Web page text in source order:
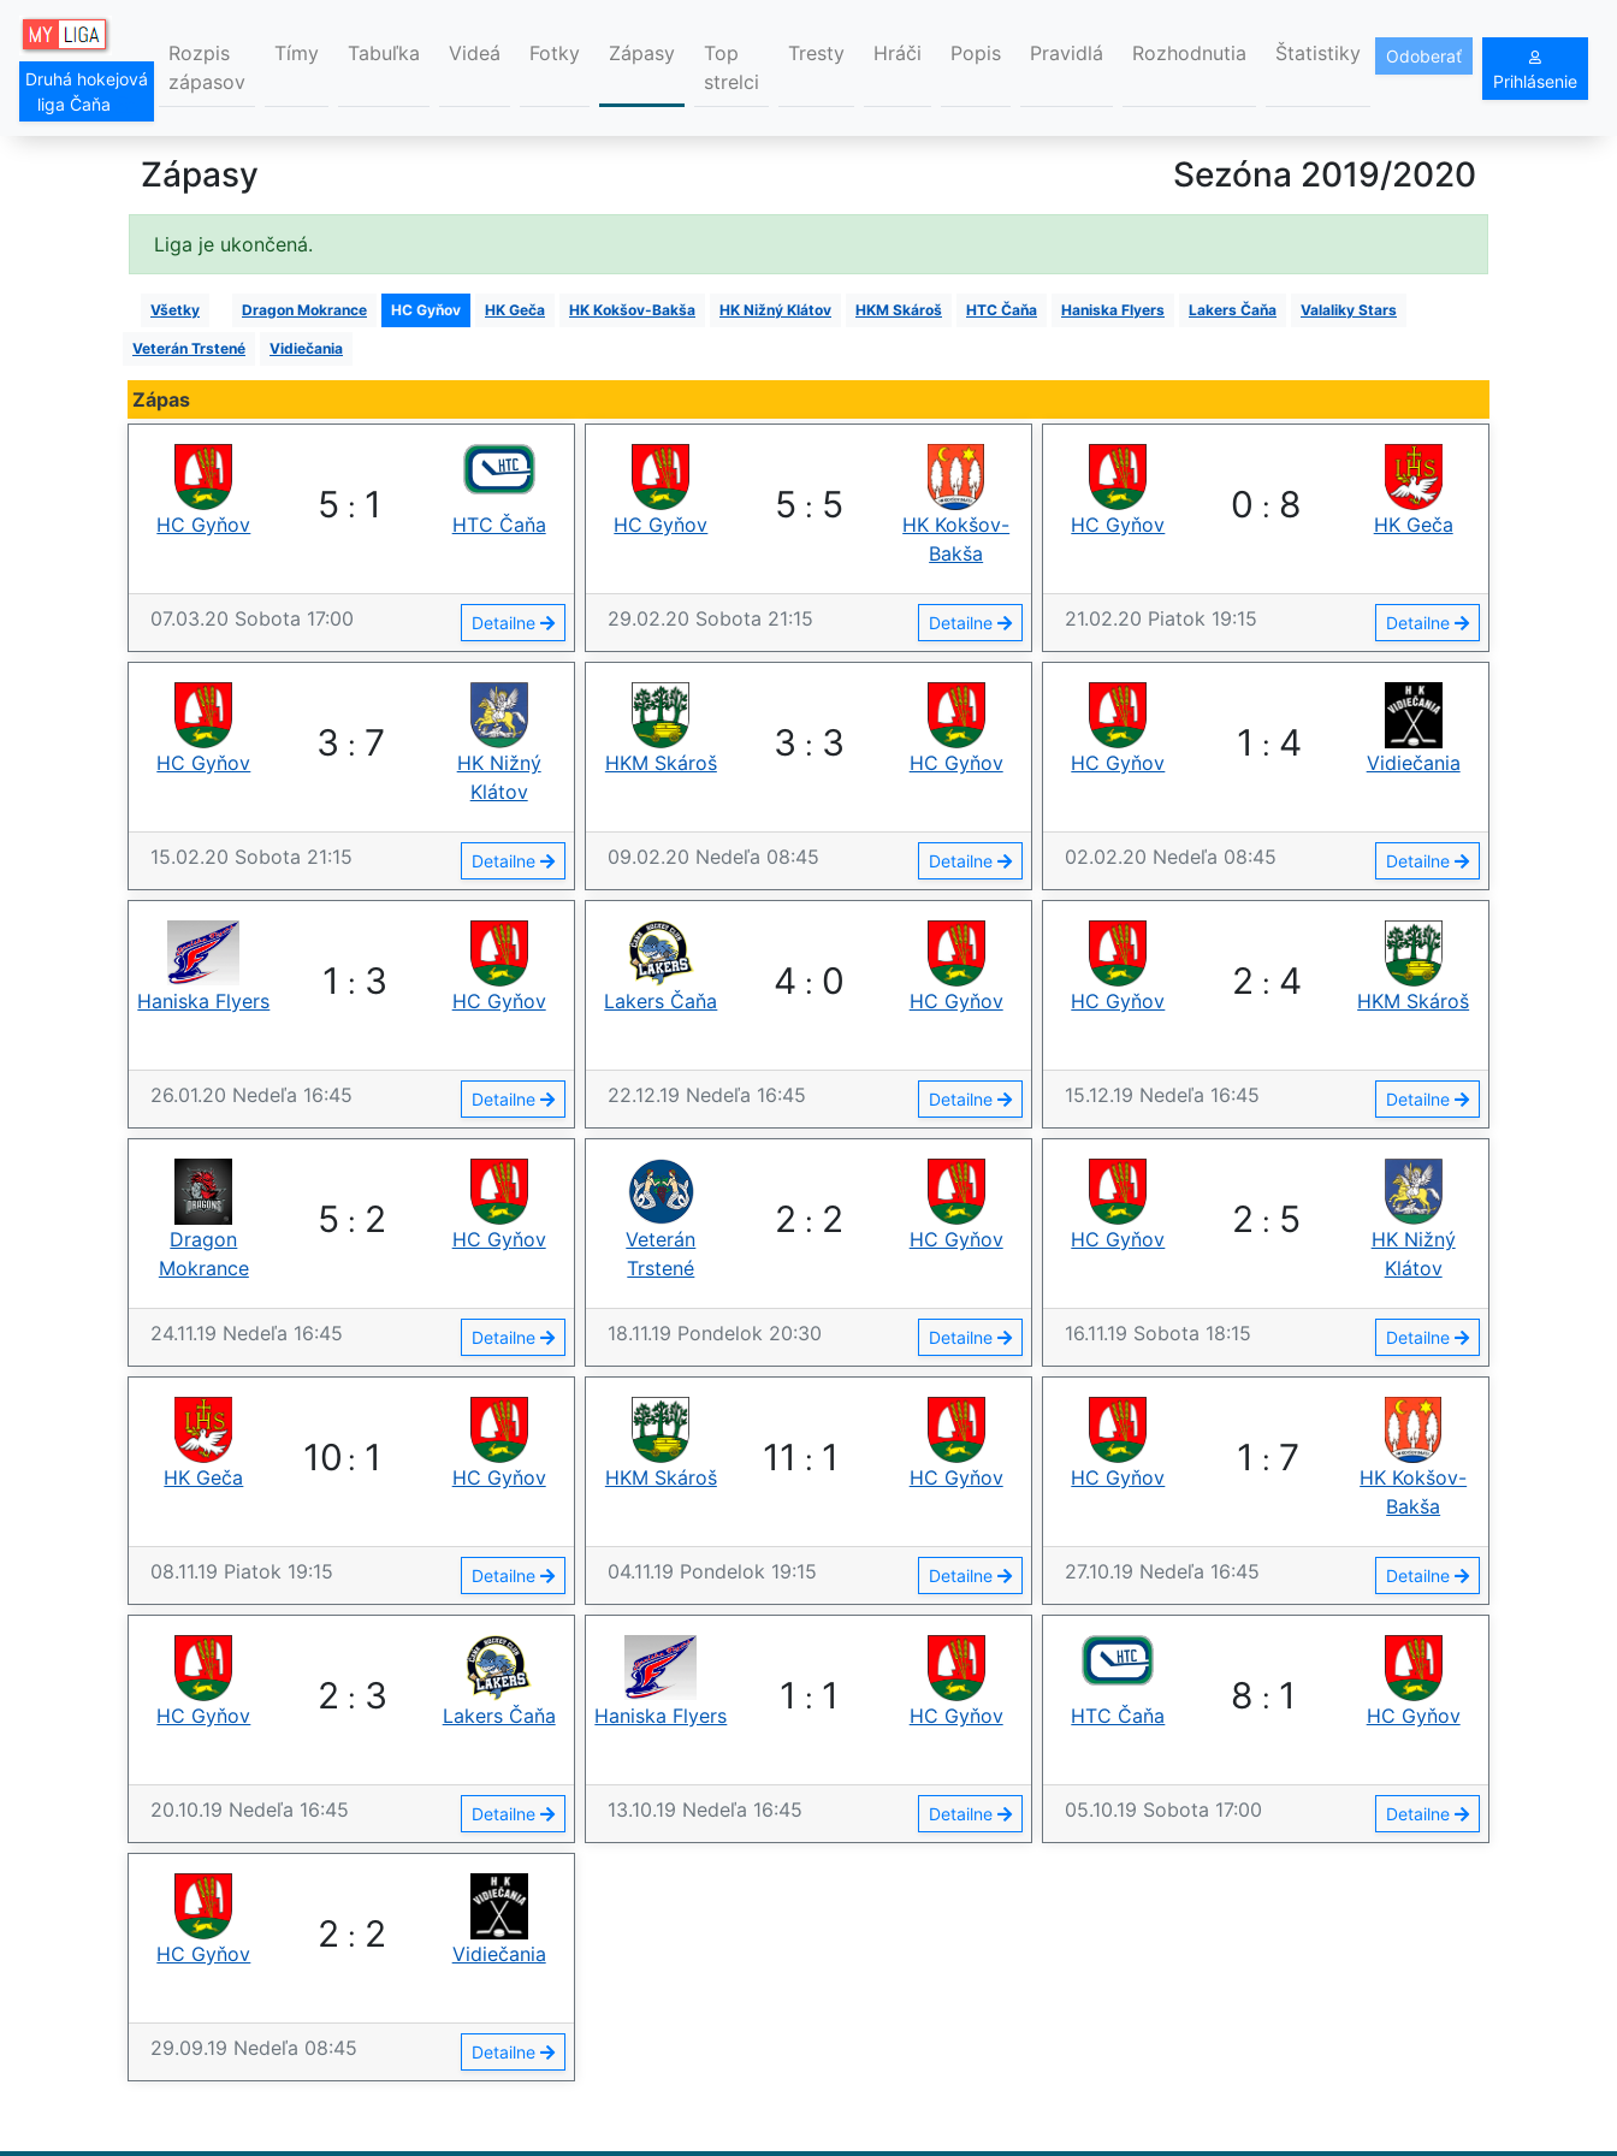
Druhá hokejová
liga Čaňa
Rozpis
zápasov
Tímy Tabuľka Videá Fotky Zápasy
Top
strelci
Tresty Hráči Popis Pravidlá Rozhodnutia Štatistiky
Odoberať
Prihlásenie
Zápasy Sezóna 2019/2020
Liga je ukončená.
Všetky Dragon Mokrance HC Gyňov HK Geča HK Kokšov-Bakša HK Nižný Klátov HKM Skároš HTC Čaňa Haniska Flyers Lakers Čaňa Valaliky Stars
Veterán Trstené Vidiečania
Zápas
5 : 1
HC Gyňov HTC Čaňa
07.03.20 Sobota 17:00 Detailne
5 : 5
HC Gyňov
HK Kokšov-
Bakša
29.02.20 Sobota 21:15 Detailne
0 : 8
HC Gyňov HK Geča
21.02.20 Piatok 19:15 Detailne
3 : 7
HC Gyňov
HK Nižný
Klátov
15.02.20 Sobota 21:15 Detailne
3 : 3
HKM Skároš HC Gyňov
09.02.20 Nedeľa 08:45 Detailne
1 : 4
HC Gyňov Vidiečania
02.02.20 Nedeľa 08:45 Detailne
1 : 3
Haniska Flyers HC Gyňov
26.01.20 Nedeľa 16:45 Detailne
4 : 0
Lakers Čaňa HC Gyňov
22.12.19 Nedeľa 16:45 Detailne
2 : 4
HC Gyňov HKM Skároš
15.12.19 Nedeľa 16:45 Detailne
5 : 2
Dragon
Mokrance
HC Gyňov
24.11.19 Nedeľa 16:45 Detailne
2 : 2
Veterán
Trstené
HC Gyňov
18.11.19 Pondelok 20:30 Detailne
2 : 5
HC Gyňov
HK Nižný
Klátov
16.11.19 Sobota 18:15 Detailne
10 : 1
HK Geča HC Gyňov
08.11.19 Piatok 19:15 Detailne
11 : 1
HKM Skároš HC Gyňov
04.11.19 Pondelok 19:15 Detailne
1 : 7
HC Gyňov
HK Kokšov-
Bakša
27.10.19 Nedeľa 16:45 Detailne
2 : 3
HC Gyňov Lakers Čaňa
20.10.19 Nedeľa 16:45 Detailne
1 : 1
Haniska Flyers HC Gyňov
13.10.19 Nedeľa 16:45 Detailne
8 : 1
HTC Čaňa HC Gyňov
05.10.19 Sobota 17:00 Detailne
2 : 2
HC Gyňov Vidiečania
29.09.19 Nedeľa 08:45 Detailne